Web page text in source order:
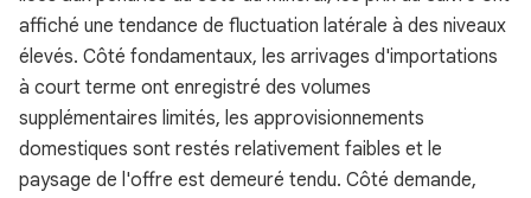
affiché une tendance de fluctuation latérale à des niveaux
élevés. Côté fondamentaux, les arrivages d'importations
à court terme ont enregistré des volumes
supplémentaires limités, les approvisionnements
domestiques sont restés relativement faibles et le
paysage de l'offre est demeuré tendu. Côté demande,